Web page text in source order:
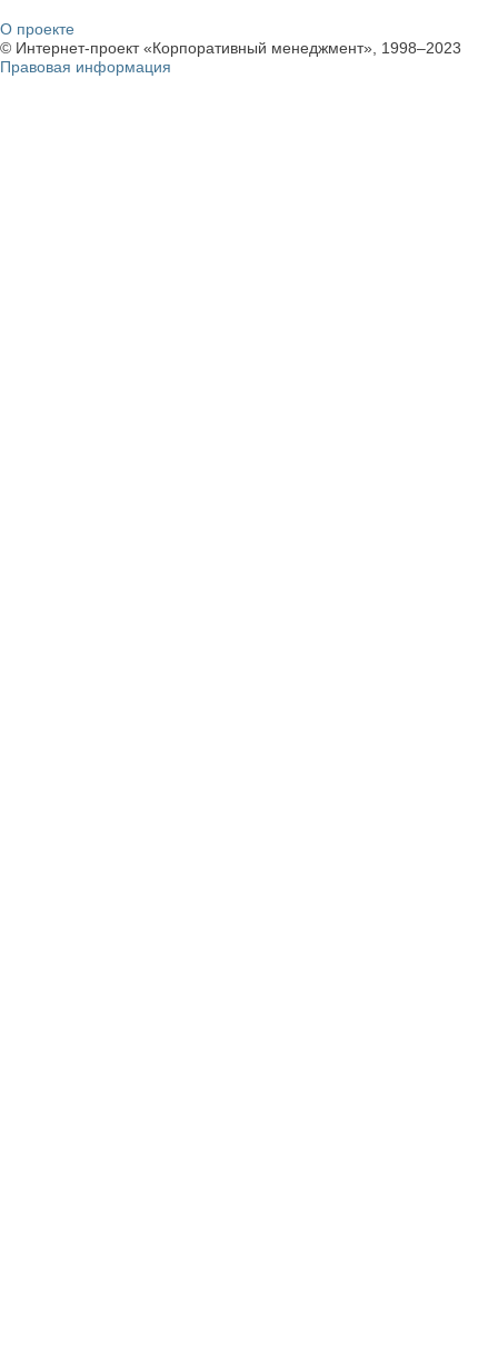
О проекте
© Интернет-проект «Корпоративный менеджмент», 1998–2023
Правовая информация